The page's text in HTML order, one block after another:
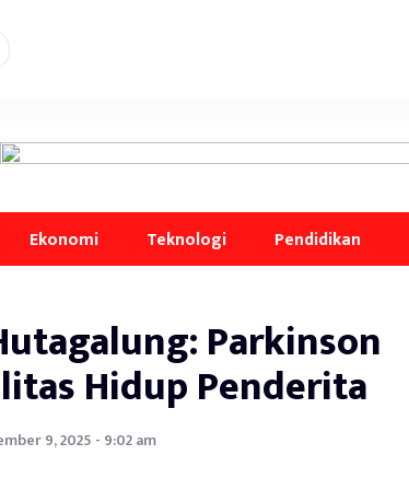
Ekonomi Teknologi Pendidikan
Parkinson
Hidup Penderita
9, 2025 - 9:02 am